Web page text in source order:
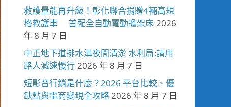
救護量能再升級！彰化聯合捐贈4輛高規
格救護車 首配全自動電動擔架床2026
年 8 月 7 日
中正地下道排水溝夜間清淤 水利局:請用
路人減速慢行2026 年 8 月 7 日
短影音行銷是什麼？2026 平台比較、優
缺點與電商變現全攻略2026 年 8 月 7 日